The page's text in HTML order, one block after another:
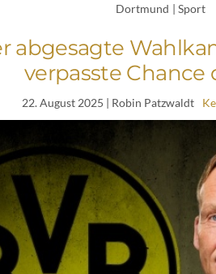
Dortmund | Sport
abgesagte
verpasste Chance
22. August 2025 | Robin Patzwaldt